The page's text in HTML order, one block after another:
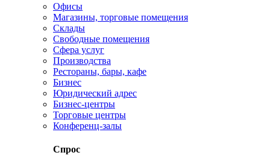
Офисы
Магазины, торговые помещения
Склады
Свободные помещения
Сфера услуг
Производства
Рестораны, бары, кафе
Бизнес
Юридический адрес
Бизнес-центры
Торговые центры
Конференц-залы
Спрос